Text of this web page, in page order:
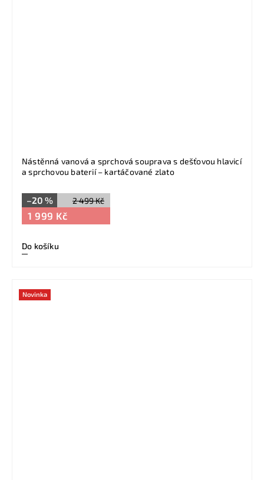
Nástěnná vanová a sprchová souprava s dešťovou hlavicí
a sprchovou baterií – kartáčované zlato
2 499 Kč
–20 %
1 999 Kč
Do košíku
Novinka